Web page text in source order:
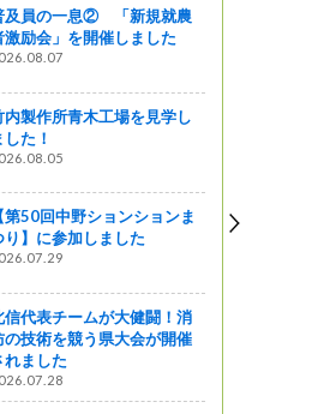
及員の一息② 「新規就農
激励会」を開催しました
内製作所青木工場を見学し
した！
第50回中野ションションま
り】に参加しました
信代表チームが大健闘！消
の技術を競う県大会が開催
れました